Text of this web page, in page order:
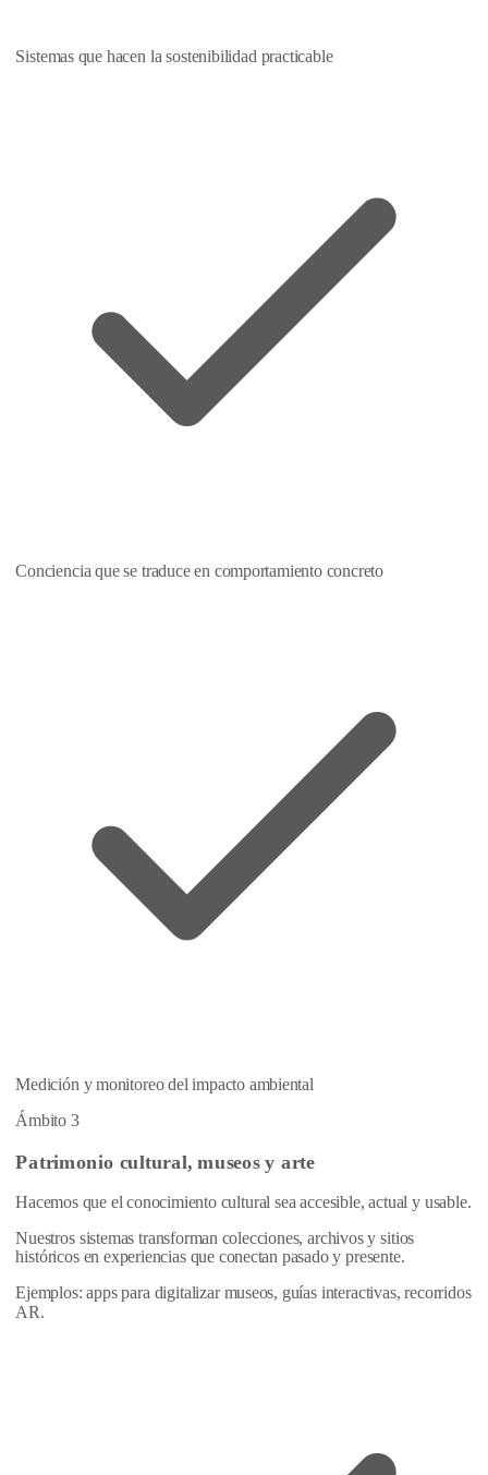
Sistemas que hacen la sostenibilidad practicable
Conciencia que se traduce en comportamiento concreto
Medición y monitoreo del impacto ambiental
Ámbito 3
Patrimonio cultural, museos y arte
Hacemos que el conocimiento cultural sea accesible, actual y usable.
Nuestros sistemas transforman colecciones, archivos y sitios
históricos en experiencias que conectan pasado y presente.
Ejemplos: apps para digitalizar museos, guías interactivas, recorridos
AR.